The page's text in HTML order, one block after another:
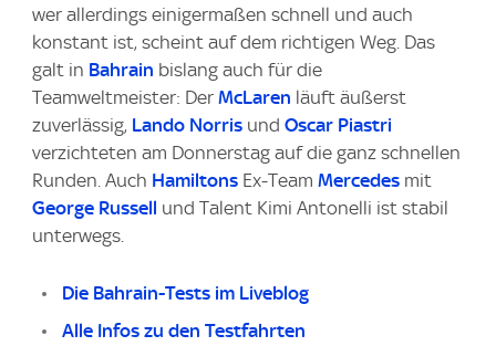
wer allerdings einigermaßen schnell und auch
konstant ist, scheint auf dem richtigen Weg. Das
galt in Bahrain bislang auch für die
Teamweltmeister: Der McLaren läuft äußerst
zuverlässig, Lando Norris und Oscar Piastri
verzichteten am Donnerstag auf die ganz schnellen
Runden. Auch Hamiltons Ex-Team Mercedes mit
George Russell und Talent Kimi Antonelli ist stabil
unterwegs.
Die Bahrain-Tests im Liveblog
Alle Infos zu den Testfahrten